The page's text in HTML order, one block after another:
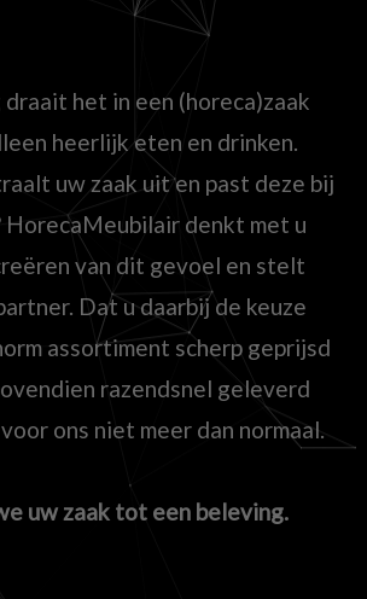
het in een (horeca)zaak
heerlijk eten en drinken.
uw zaak uit en past deze bij
HorecaMeubilair denkt met u
van dit gevoel en stelt
Dat u daarbij de keuze
assortiment scherp geprijsd
razendsnel geleverd
ons niet meer dan normaal.
uw zaak tot een beleving.